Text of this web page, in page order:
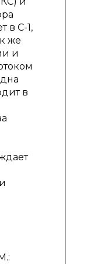
в С-1,
же
и
в